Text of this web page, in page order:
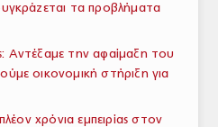
τα προβλήματα
Αντέξαμε την αφαίμαξη του
οικονομική στήριξη για
χρόνια εμπειρίας στον